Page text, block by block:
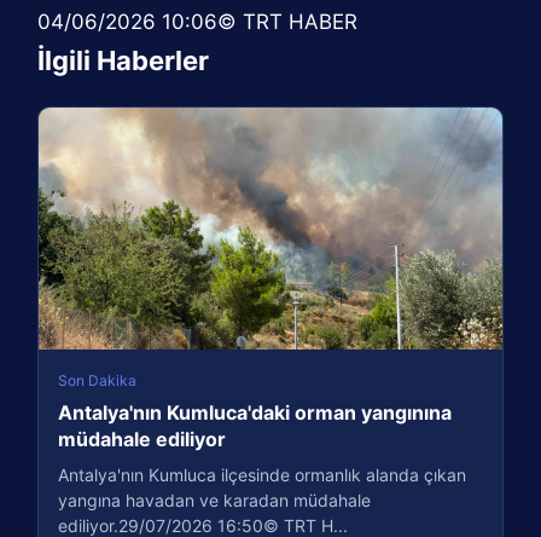
04/06/2026 10:06© TRT HABER
İlgili Haberler
Son Dakika
Antalya'nın Kumluca'daki orman yangınına
müdahale ediliyor
Antalya'nın Kumluca ilçesinde ormanlık alanda çıkan
yangına havadan ve karadan müdahale
ediliyor.29/07/2026 16:50© TRT H...